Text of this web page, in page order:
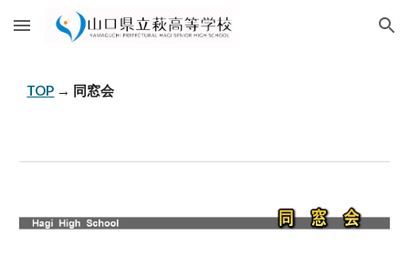
Skip to main content Skip to navigation
TOP → 同窓会